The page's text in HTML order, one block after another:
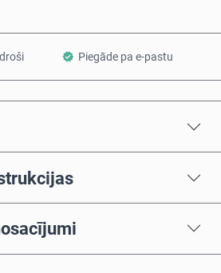
Piegāde pa e-pastu